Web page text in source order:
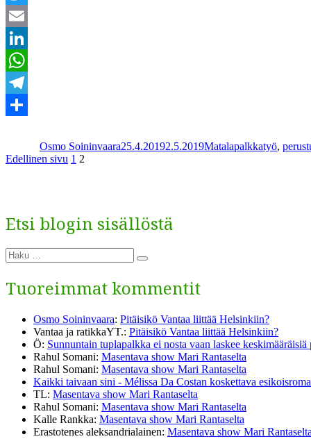
Twitter
Email
LinkedIn
WhatsApp
Telegram
Osmo Soininvaara25.4.20192.5.2019Matalapalkkatyö,
Artikkelien
Edellinen sivu Sivu
1 Sivu
2
Etsi blogin sisällöstä
Etsi:
Haku
Tuoreimmat kommentit
Osmo Soininvaara: Pitäisikö Vantaa liittää Helsinkiin?
Vantaa ja ratikkaYT.: Pitäisikö Vantaa liittää Helsinkiin?
Ö: Sunnuntain tuplapalkka ei nosta vaan laskee keskimääräisiä
Rahul Somani: Masentava show Mari Rantaselta
Rahul Somani: Masentava show Mari Rantaselta
Kaikki taivaan sini - Mélissa Da Costan koskettava
TL: Masentava show Mari Rantaselta
Rahul Somani: Masentava show Mari Rantaselta
Kalle Rankka: Masentava show Mari Rantaselta
Erastotenes aleksandrialainen: Masentava show Mari Rantaselta